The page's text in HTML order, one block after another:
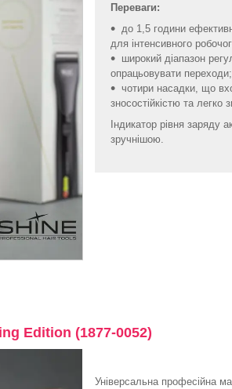
Переваги:
до 1,5 години
для інтенсивного
широкий діапазон
опрацьовувати переходи;
чотири насадки, що
зносостійкістю та легко
Індикатор рівня заряду
зручнішою.
Edition (1877-0052)
Універсальна професійна